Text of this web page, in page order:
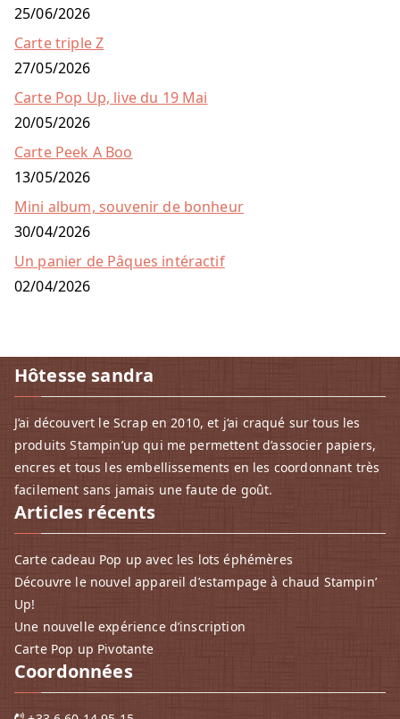
25/06/2026
Carte triple Z
27/05/2026
Carte Pop Up, live du 19 Mai
20/05/2026
Carte Peek A Boo
13/05/2026
Mini album, souvenir de bonheur
30/04/2026
Un panier de Pâques intéractif
02/04/2026
Hôtesse sandra
J’ai découvert le Scrap en 2010, et j‘ai craqué sur tous les
produits Stampin’up qui me permettent d’associer papiers,
encres et tous les embellissements en les coordonnant très
facilement sans jamais une faute de goût.
Articles récents
Carte cadeau Pop up avec les lots éphémères
Découvre le nouvel appareil d’estampage à chaud Stampin’
Up!
Une nouvelle expérience d’inscription
Carte Pop up Pivotante
Coordonnées